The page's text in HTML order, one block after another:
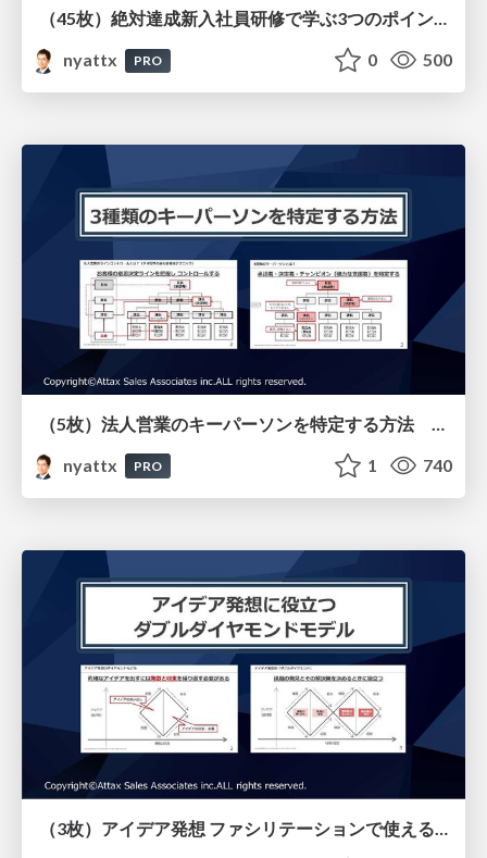
（45枚）絶対達成新入社員研修で学ぶ3つのポイントとその特徴（リアル研修とオンライン教材）
nyattx
PRO 0 500
nyattx
PRO 1 740
（3枚）アイデア発想 ファシリテーションで使えるダブルダイヤモンド